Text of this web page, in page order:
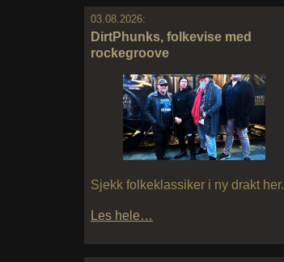
03.08.2026:
DirtPhunks, folkevise med
rockegroove
Sjekk folkeklassiker i ny drakt her.
Les hele…